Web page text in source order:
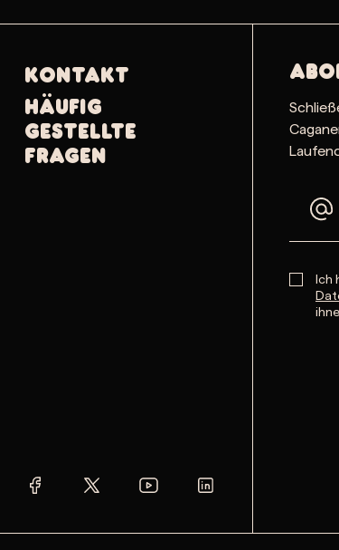
Kontakt
Häufig
gestellte
Fragen
Ich